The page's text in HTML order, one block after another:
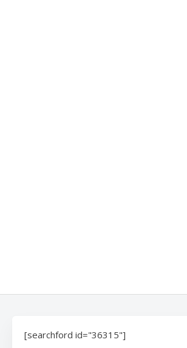
[searchford id="36315"]